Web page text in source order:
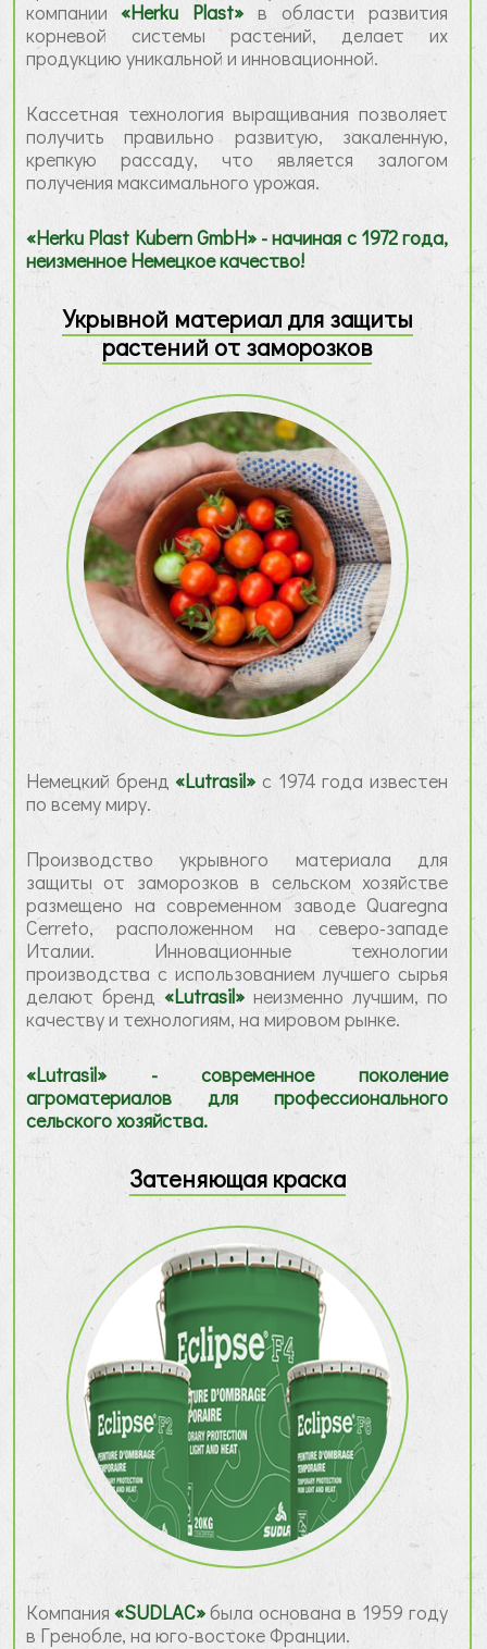
компании «Herku Plast» в области развития
корневой системы растений, делает их
продукцию уникальной и инновационной.
Кассетная технология выращивания позволяет
получить правильно развитую, закаленную,
крепкую рассаду, что является залогом
получения максимального урожая.
«Herku Plast Kubern GmbH» - начиная с 1972 года,
неизменное Немецкое качество!
Укрывной материал для защиты
растений от заморозков
Немецкий бренд «Lutrasil» с 1974 года известен
по всему миру.
Производство укрывного материала для
защиты от заморозков в сельском хозяйстве
размещено на современном заводе Quaregna
Cerreto, расположенном на северо-западе
Италии. Инновационные технологии
производства с использованием лучшего сырья
делают бренд «Lutrasil»
качеству и технологиям, на мировом рынке.
«Lutrasil» - современное поколение
агроматериалов для профессионального
сельского хозяйства.
Затеняющая краска
Компания «SUDLAC»была основана в 1959 году
в Гренобле, на юго-востоке Франции.